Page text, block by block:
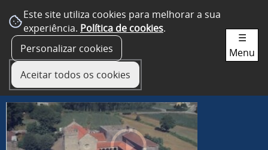
Este site utiliza cookies para melhorar a sua
experiência. Política de cookies.
Personalizar cookies
Aceitar todos os cookies
☰
Menu